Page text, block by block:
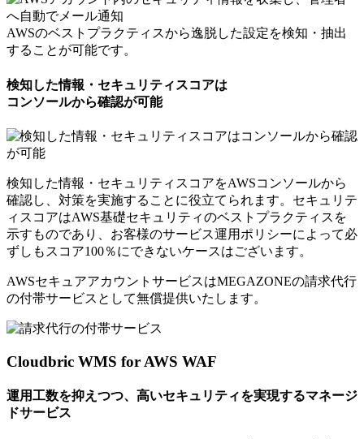
AWSのベストプラクティスから逸脱した設定を検知・抽出
することが可能です。
検知した情報・セキュリティスコアは
コンソールから確認が可能
検知した情報・セキュリティスコアをAWSコンソールから
確認し、対策を実施することに役立てられます。セキュリテ
ィスコアはAWS基礎セキュリティのベストプラクティスを
示すものであり、お客様のサービス運用ポリシーによって必
ずしもスコア100％にできないケースはございます。
AWSセキュアアカウントサービスはMEGAZONEの請求代行
の付帯サービスとして無償提供いたします。
Cloudbric WMS for AWS WAF
運用工数を抑えつつ、高いセキュリティを実現するマネージ
ドサービス